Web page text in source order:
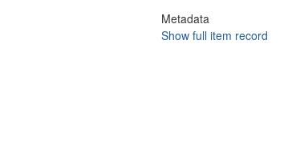
Metadata
Show full item record